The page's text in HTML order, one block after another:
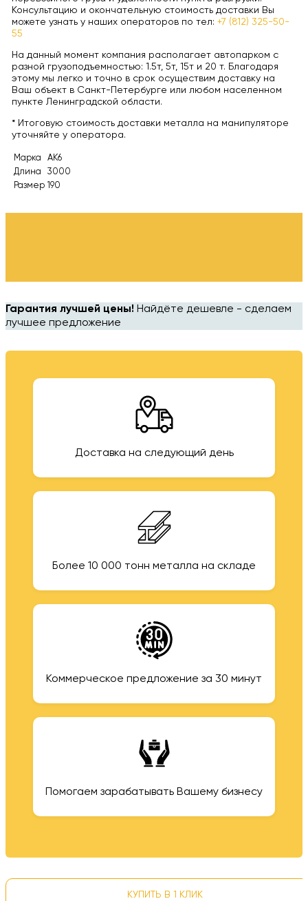
Консультацию и окончательную стоимость доставки Вы
можете узнать у наших операторов по тел: +7 (812) 325-50-
55
На данный момент компания располагает автопарком с
разной грузоподъемностью: 1.5т, 5т, 15т и 20 т. Благодаря
этому мы легко и точно в срок осуществим доставку на
Ваш объект в Санкт-Петербурге или любом населенном
пункте Ленинградской области.
* Итоговую стоимость доставки металла на манипуляторе
уточняйте у оператора.
Марка
АК6
Длина
3000
Размер 190
Гарантия лучшей цены! Найдёте дешевле - сделаем
лучшее предложение
Доставка на следующий день
Более 10 000 тонн металла на складе
Коммерческое предложение за 30 минут
Помогаем зарабатывать Вашему бизнесу
КУПИТЬ В 1 КЛИК